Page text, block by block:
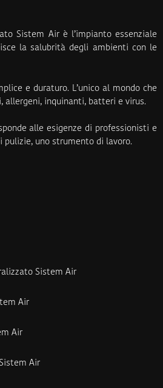
Sistem Air è l’impianto essenziale
la salubrità degli ambienti con le
e duraturo. L’unico al mondo che
allergeni, inquinanti, batteri e virus.
alle esigenze di professionisti e
pulizie, uno strumento di lavoro.
Sistem Air
Air
Air
Air